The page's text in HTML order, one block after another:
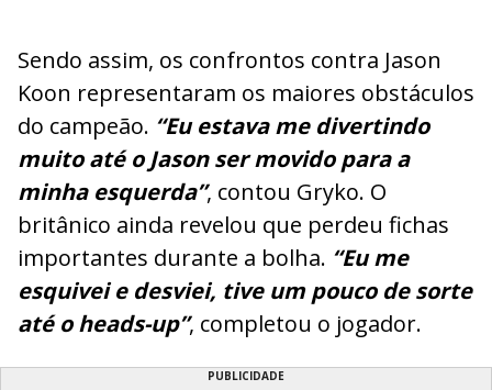
Sendo assim, os confrontos contra Jason
Koon representaram os maiores obstáculos
do campeão. “Eu estava me divertindo
muito até o Jason ser movido para a
minha esquerda”, contou Gryko. O
britânico ainda revelou que perdeu fichas
importantes durante a bolha. “Eu me
esquivei e desviei, tive um pouco de sorte
até o heads-up”, completou o jogador.
PUBLICIDADE